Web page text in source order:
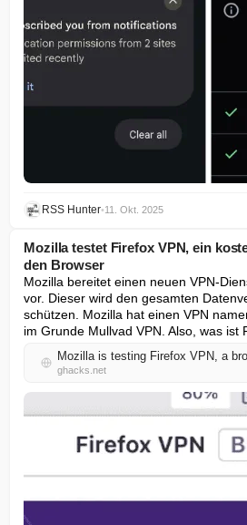
RSS Hunter•11. Okt. 2025
Mozilla testet Firefox VPN, ein
den Browser
Mozilla bereitet einen neuen VPN-
vor. Dieser wird den gesamten
schützen. Mozilla hat einen VPN
im Grunde Mullvad VPN. Also, was
Mozilla is testing Firefox VPN, a
ghacks.net